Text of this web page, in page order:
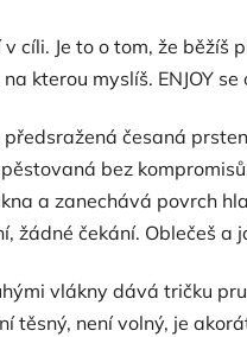
cíli. Je to o tom, že běžíš
kterou myslíš. ENJOY
česaná
bez
a zanechává povrch
žádné čekání. Oblečeš a
vlákny dává tričku
těsný, není volný, je